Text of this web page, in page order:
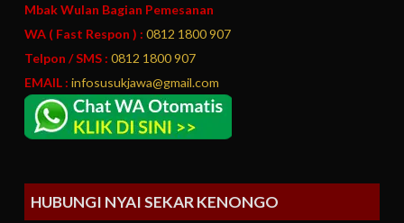
Mbak Wulan Bagian Pemesanan
WA ( Fast Respon ) : 0812 1800 907
Telpon / SMS : 0812 1800 907
EMAIL : infosusukjawa@gmail.com
HUBUNGI NYAI SEKAR KENONGO